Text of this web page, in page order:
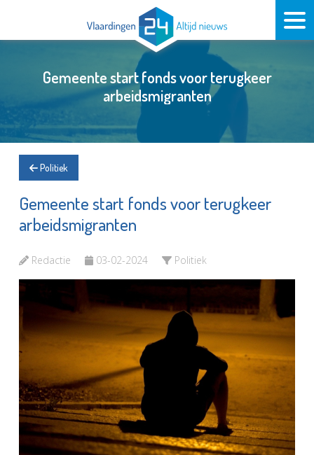
Gemeente start fonds voor terugkeer
arbeidsmigranten
Politiek
Gemeente start fonds voor terugkeer
arbeidsmigranten
Redactie 03-02-2024 Politiek